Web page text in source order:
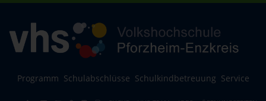
Programm Schulabschlüsse Schulkindbetreuung Service